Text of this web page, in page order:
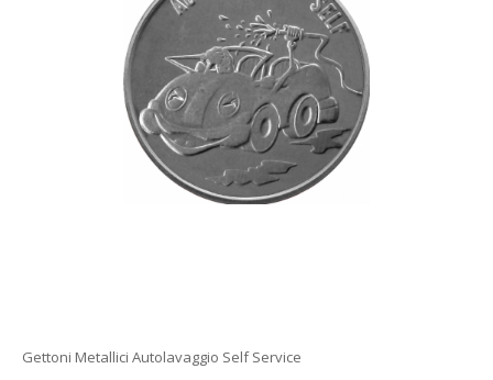
Gettoni Metallici Autolavaggio Self Service